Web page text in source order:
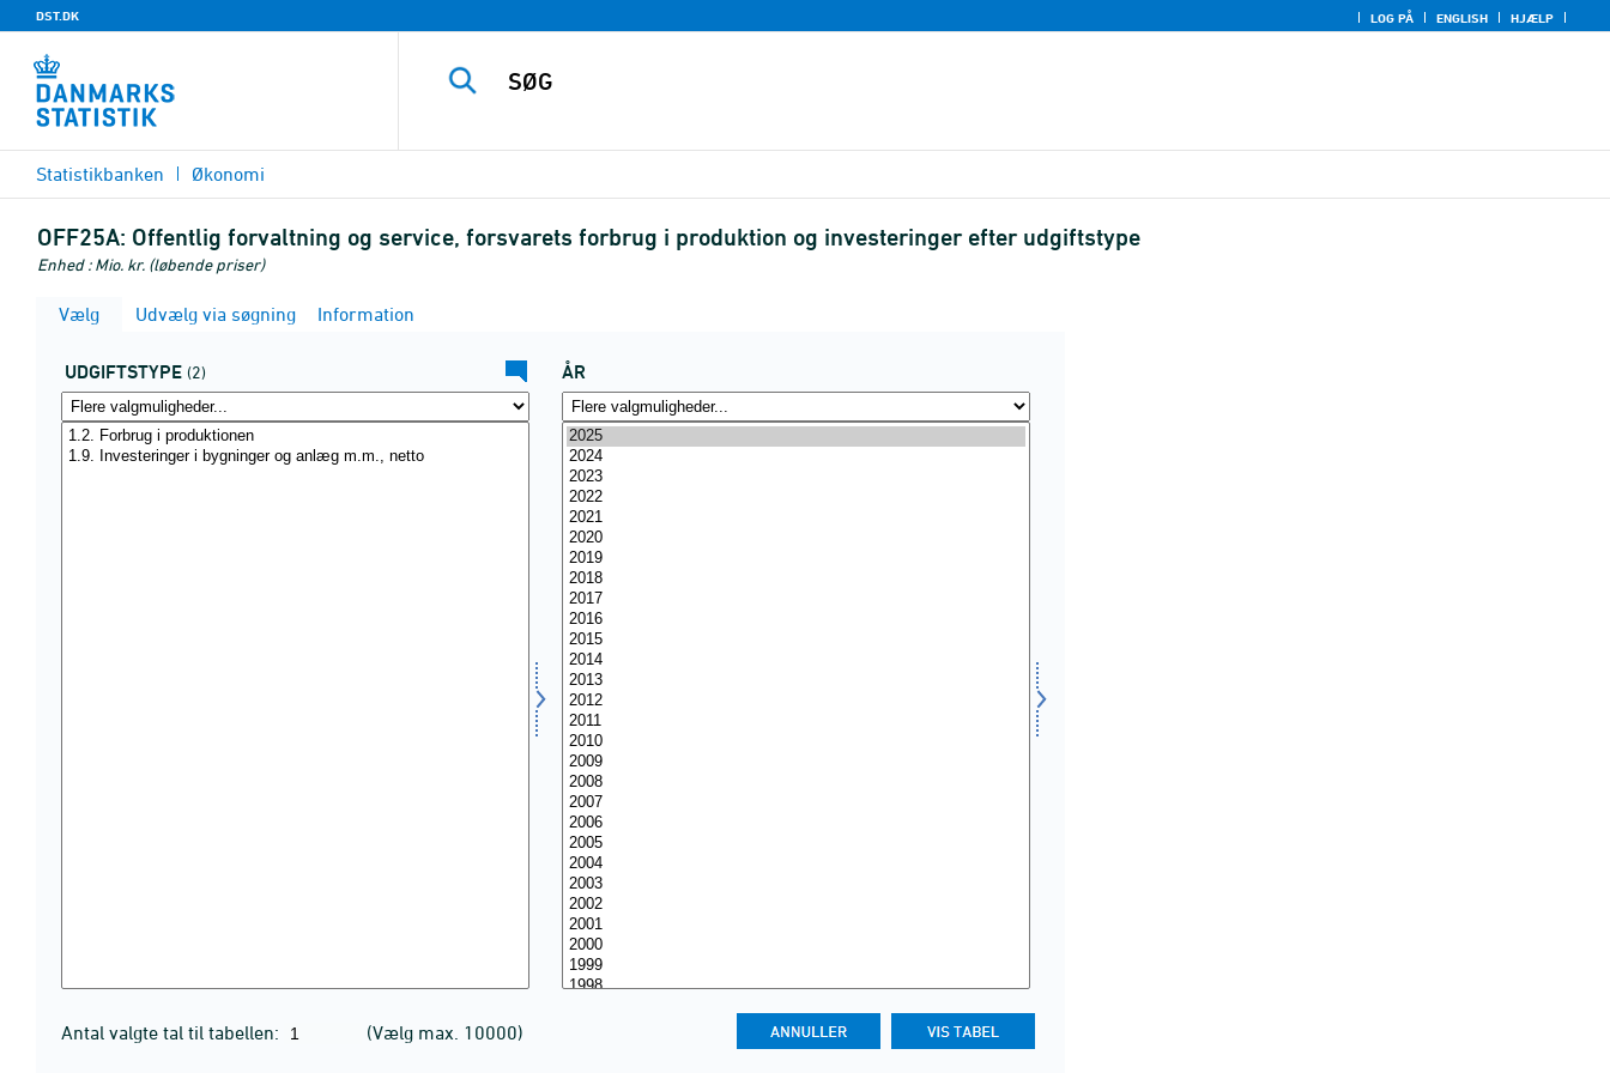
DST.DK LOG PÅ ENGLISH HJÆLP
Statistikbanken Økonomi
OFF25A: Offentlig forvaltning og service, forsvarets forbrug i produktion og investeringer efter udgiftstype
Enhed : Mio. kr. (løbende priser)
Vælg Udvælg via søgning Information
UDGIFTSTYPE (2) ÅR
Antal valgte tal til tabellen: (Vælg max. 10000)